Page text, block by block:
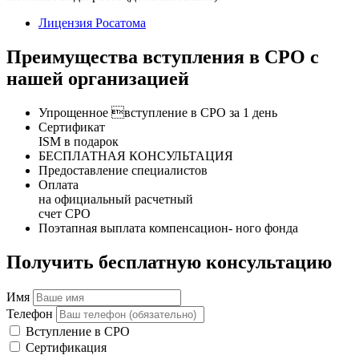
Лицензия Росатома
Преимущества вступления в СРО с
нашей организацией
Упрощенное вступление в СРО за 1 день
Сертификат
ISM в подарок
БЕСПЛАТНАЯ КОНСУЛЬТАЦИЯ
Предоставление специалистов
Оплата
на официальный расчетный
счет СРО
Поэтапная выплата компенсацион- ного фонда
Получить бесплатную консультацию
Имя
Телефон
Вступление в СРО
Сертификация